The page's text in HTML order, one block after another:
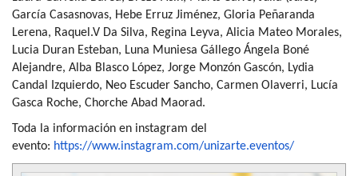
García Casasnovas, Hebe Erruz Jiménez, Gloria Peñaranda
Lerena, Raquel.V Da Silva, Regina Leyva, Alicia Mateo Morales,
Lucia Duran Esteban, Luna Muniesa Gállego Ángela Boné
Alejandre, Alba Blasco López, Jorge Monzón Gascón, Lydia
Candal Izquierdo, Neo Escuder Sancho, Carmen Olaverri, Lucía
Gasca Roche, Chorche Abad Maorad.
Toda la información en instagram del
evento: https://www.instagram.com/unizarte.eventos/